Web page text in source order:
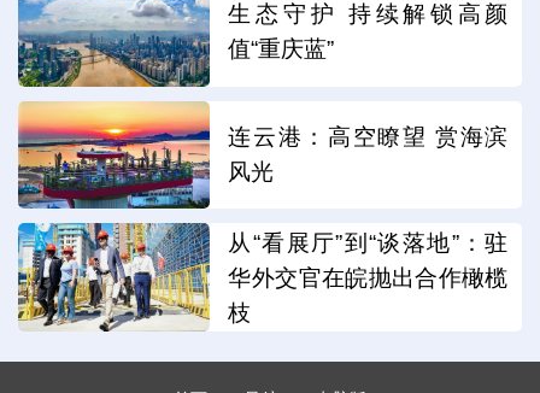
生态守护 持续解锁高颜
值“重庆蓝”
连云港：高空瞭望 赏海滨
风光
从“看展厅”到“谈落地”：驻
华外交官在皖抛出合作橄榄
枝